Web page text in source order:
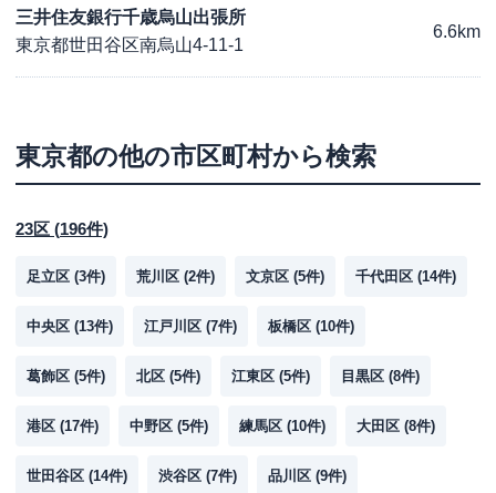
三井住友銀行千歳烏山出張所
東京都世田谷区南烏山4-11-1
6.6km
東京都の他の市区町村から検索
23区 (196件)
足立区 (3件) 荒川区 (2件) 文京区 (5件) 千代田区 (14件)
中央区 (13件) 江戸川区 (7件) 板橋区 (10件)
葛飾区 (5件) 北区 (5件) 江東区 (5件) 目黒区 (8件)
港区 (17件) 中野区 (5件) 練馬区 (10件) 大田区 (8件)
世田谷区 (14件) 渋谷区 (7件) 品川区 (9件)